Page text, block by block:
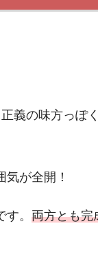
義の味方っぽ
が全開！
。 両方とも完